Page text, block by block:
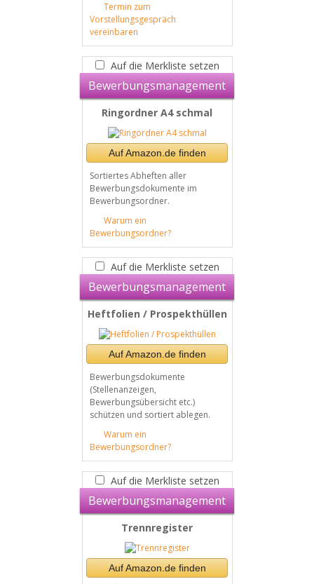
Termin zum
Vorstellungsgespräch
vereinbaren
Auf die Merkliste setzen
Bewerbungsmanagement
Ringordner A4 schmal
Auf Amazon.de finden
Sortiertes Abheften aller
Bewerbungsdokumente im
Bewerbungsordner.
Warum ein
Bewerbungsordner?
Auf die Merkliste setzen
Bewerbungsmanagement
Heftfolien / Prospekthüllen
Auf Amazon.de finden
Bewerbungsdokumente
(Stellenanzeigen,
Bewerbungsübersicht etc.)
schützen und sortiert ablegen.
Warum ein
Bewerbungsordner?
Auf die Merkliste setzen
Bewerbungsmanagement
Trennregister
Auf Amazon.de finden